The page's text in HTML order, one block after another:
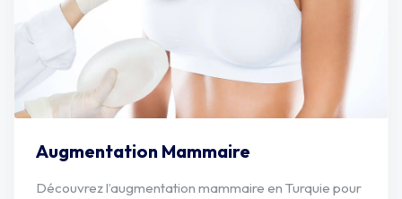
Augmentation Mammaire
Découvrez l’augmentation mammaire en Turquie pour